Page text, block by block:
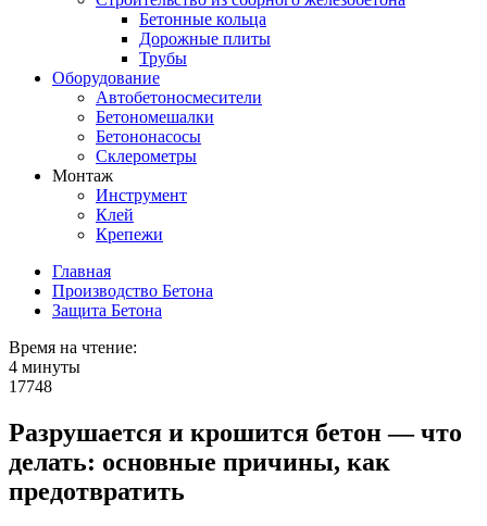
Бетонные кольца
Дорожные плиты
Трубы
Оборудование
Автобетоносмесители
Бетономешалки
Бетононасосы
Склерометры
Монтаж
Инструмент
Клей
Крепежи
Главная
Производство Бетона
Защита Бетона
Время на чтение:
4 минуты
17748
Разрушается и крошится бетон — что
делать: основные причины, как
предотвратить